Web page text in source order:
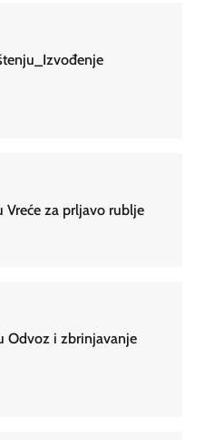
Vreće za prljavo rublje
Odvoz i zbrinjavanje